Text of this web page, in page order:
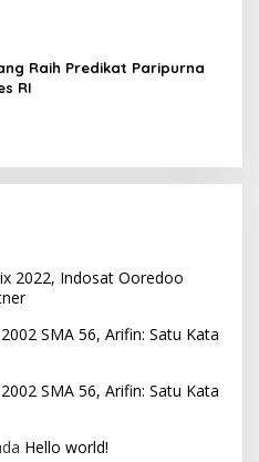
Raih Predikat Paripurna
RI
2022, Indosat Ooredoo
SMA 56, Arifin: Satu Kata
SMA 56, Arifin: Satu Kata
Hello world!